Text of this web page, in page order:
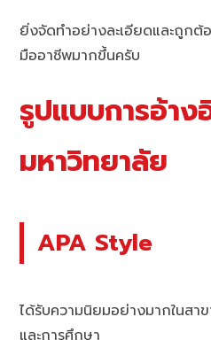
ยิ่งจัดทำอย่างละเอียดและถูกต้
มืออาชีพมากขึ้นครับ
รูปแบบการอ้า
มหาวิทยาลัย
APA Style
ได้รับความนิยมอย่างมากในสา
และการศึกษา